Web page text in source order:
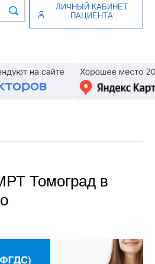
ЛИЧНЫЙ КАБИНЕТ
ПАЦИЕНТА
Томоград в